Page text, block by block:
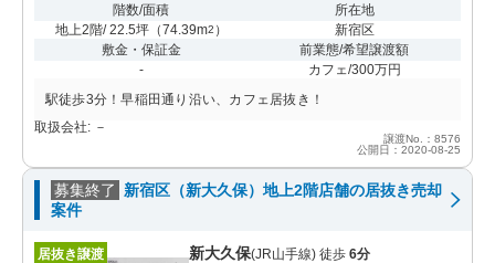
階数/面積
地上2階/ 22.5坪（74.39m2 ）
所在地
新宿区
敷金・保証金
-
前業態/希望譲渡額
カフェ/300万円
駅徒歩3分！早稲田通り沿い、カフェ居抜き！
取扱会社: －
譲渡No.：8576
公開日：2020-08-25
募集終了
新宿区（新大久保）地上2階店舗の居抜き売却
案件
居抜き譲渡 新大久保(JR山手線) 徒歩 6分